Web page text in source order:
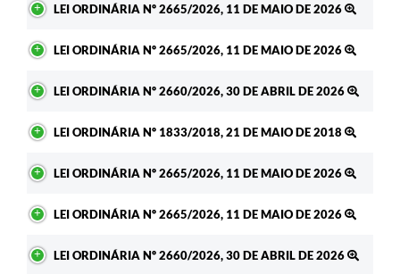
LEI ORDINÁRIA Nº 2665/2026, 11 DE MAIO DE 2026
LEI ORDINÁRIA Nº 2665/2026, 11 DE MAIO DE 2026
LEI ORDINÁRIA Nº 2660/2026, 30 DE ABRIL DE 2026
LEI ORDINÁRIA Nº 1833/2018, 21 DE MAIO DE 2018
LEI ORDINÁRIA Nº 2665/2026, 11 DE MAIO DE 2026
LEI ORDINÁRIA Nº 2665/2026, 11 DE MAIO DE 2026
LEI ORDINÁRIA Nº 2660/2026, 30 DE ABRIL DE 2026